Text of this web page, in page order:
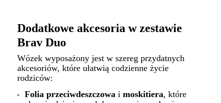
Dodatkowe akcesoria w zestawie
Brav Duo
Wózek wyposażony jest w szereg przydatnych
akcesoriów, które ułatwią codzienne życie
rodziców:
Folia przeciwdeszczowa i moskitiera, które